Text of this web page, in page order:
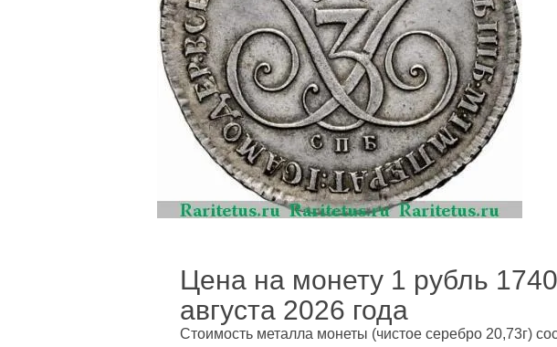
Цена на монету 1 рубль
августа 2026 года
Стоимость металла монеты (чистое серебро 20,73г)